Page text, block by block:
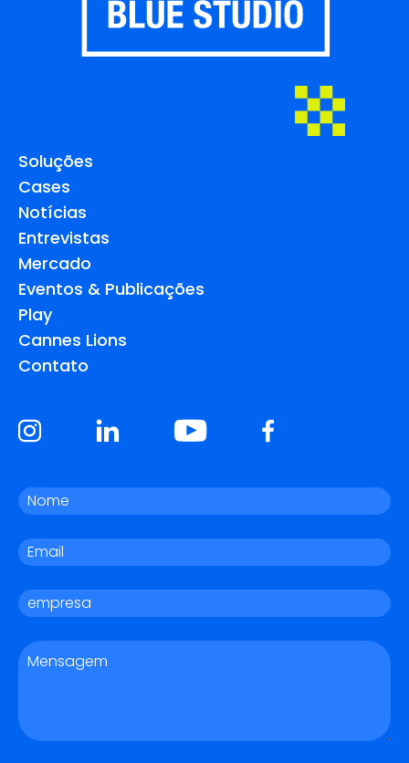
Soluções
Cases
Notícias
Entrevistas
Mercado
Eventos & Publicações
Play
Cannes Lions
Contato